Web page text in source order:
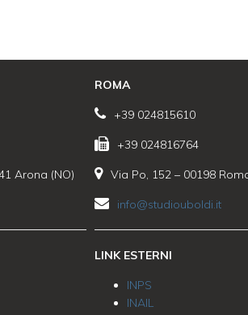
Arona (NO)
ROMA
+39 024815610
+39 024816764
Via Po, 152 – 00198
info@studiouboldi.it
LINK ESTERNI
INPS
INAIL